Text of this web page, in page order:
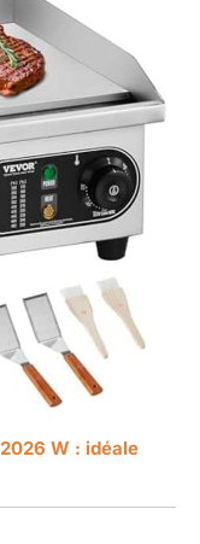
W : idéale